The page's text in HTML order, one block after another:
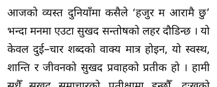
आजको व्यस्त दुनियाँमा कसैले ‘हजुर म आरामै छु’
भन्दा मनमा एउटा सुखद सन्तोषको लहर दौडिन्छ । यो
केवल दुई–चार शब्दको वाक्य मात्र होइन, यो स्वस्थ,
शान्ति र जीवनको सुखद प्रवाहको प्रतीक हो । हामी